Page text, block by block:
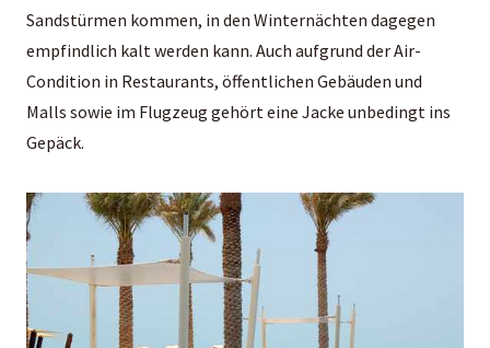
Sandstürmen kommen, in den Winternächten dagegen
empfindlich kalt werden kann. Auch aufgrund der Air-
Condition in Restaurants, öffentlichen Gebäuden und
Malls sowie im Flugzeug gehört eine Jacke unbedingt ins
Gepäck.